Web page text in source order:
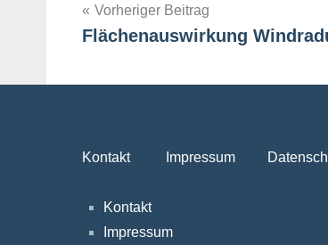
Beitragsnavigation
Vorheriger Beitrag
Flächenauswirkung
Kontakt Impressum
Kontakt
Impressum